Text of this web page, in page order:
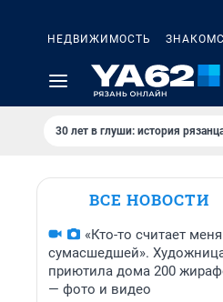
НЕДВИЖИМОСТЬ
30 лет в глуши: история
ВСЕ НОВОСТИ
«Кто-то считает меня
сумасшедшей».
приютила дома 200
— фото и видео